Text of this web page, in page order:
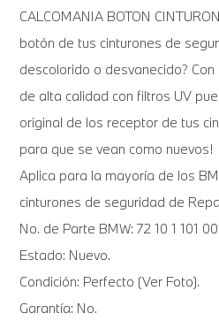
CALCOMANIA BOTON
botón de tus cinturones de
descolorido o desvanecido?
de alta calidad con filtros UV
original de los receptor de tus
para que se vean como nuevos!
Aplica para la mayoría de los
cinturones de seguridad de
No. de Parte BMW: 72 10 1 101
Estado: Nuevo.
Condición: Perfecto (Ver Foto).
Garantía: No.